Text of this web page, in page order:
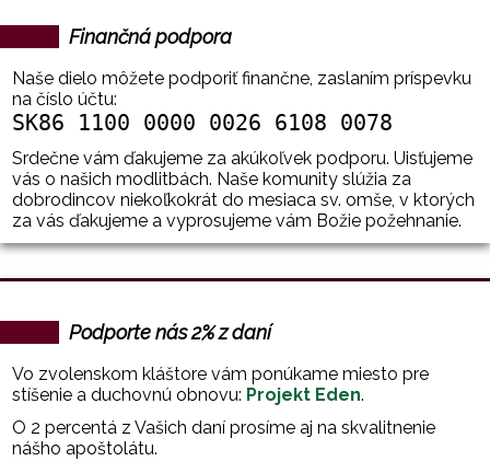
Finančná podpora
Naše dielo môžete podporiť finančne, zaslaním príspevku
na číslo účtu:
SK86 1100 0000 0026 6108 0078
Srdečne vám ďakujeme za akúkoľvek podporu. Uisťujeme
vás o našich modlitbách. Naše komunity slúžia za
dobrodincov niekoľkokrát do mesiaca sv. omše, v ktorých
za vás ďakujeme a vyprosujeme vám Božie požehnanie.
Podporte nás 2% z daní
Vo zvolenskom kláštore vám ponúkame miesto pre
stíšenie a duchovnú obnovu: Projekt Eden.
O 2 percentá z Vašich daní prosíme aj na skvalitnenie
nášho apoštolátu.